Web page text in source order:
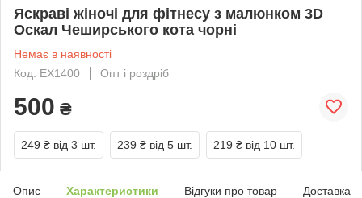
Яскраві жіночі для фітнесу з малюнком 3D
Оскал Чеширського кота чорні
Немає в наявності
Код: EX1400
Опт і роздріб
500 ₴
249 ₴ від 3 шт. 239 ₴ від 5 шт. 219 ₴ від 10 шт.
Опис Характеристики Відгуки про товар Доставка